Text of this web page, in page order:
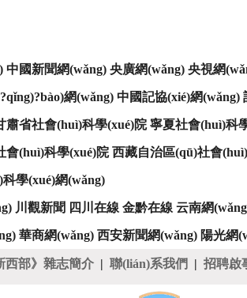
中國新聞網(wǎng) 央廣網(wǎng) 央視網
網(wǎng) 中國記協(xié)網(wǎng)
肅省社會(huì)科學(xué)院 寧夏社會(huì)科
會(huì)科學(xué)院 西藏自治區(qū)社會
學(xué)網(wǎng)
川觀新聞 四川在線 金黔在線 云南網
華商網(wǎng) 西安新聞網(wǎng) 陽光網
西部》雜志簡介 | 聯(lián)系我們 | 招聘啟